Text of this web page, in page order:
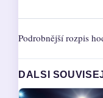
Podrobnější rozpis
DALSI